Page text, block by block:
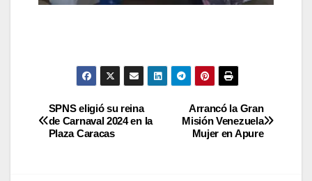
Arrancó la Gran
Misión Venezuela
Mujer en Apure
SPNS eligió su reina
de Carnaval 2024 en la
Plaza Caracas